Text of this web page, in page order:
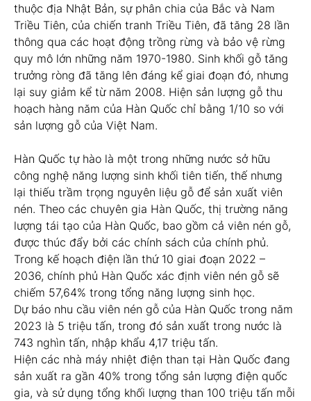
thuộc địa Nhật Bản, sự phân chia của Bắc và Nam
Triều Tiên, của chiến tranh Triều Tiên, đã tăng 28 lần
thông qua các hoạt động trồng rừng và bảo vệ rừng
quy mô lớn những năm 1970-1980. Sinh khối gỗ tăng
trưởng ròng đã tăng lên đáng kể giai đoạn đó, nhưng
lại suy giảm kể từ năm 2008. Hiện sản lượng gỗ thu
hoạch hàng năm của Hàn Quốc chỉ bằng 1/10 so với
sản lượng gỗ của Việt Nam.
Hàn Quốc tự hào là một trong những nước sở hữu
công nghệ năng lượng sinh khối tiên tiến, thế nhưng
lại thiếu trầm trọng nguyên liệu gỗ để sản xuất viên
nén. Theo các chuyên gia Hàn Quốc, thị trường năng
lượng tái tạo của Hàn Quốc, bao gồm cả viên nén gỗ,
được thúc đẩy bởi các chính sách của chính phủ.
Trong kế hoạch điện lần thứ 10 giai đoạn 2022 –
2036, chính phủ Hàn Quốc xác định viên nén gỗ sẽ
chiếm 57,64% trong tổng năng lượng sinh học.
Dự báo nhu cầu viên nén gỗ của Hàn Quốc trong năm
2023 là 5 triệu tấn, trong đó sản xuất trong nước là
743 nghìn tấn, nhập khẩu 4,17 triệu tấn.
Hiện các nhà máy nhiệt điện than tại Hàn Quốc đang
sản xuất ra gần 40% trong tổng sản lượng điện quốc
gia, và sử dụng tổng khối lượng than 100 triệu tấn mỗi